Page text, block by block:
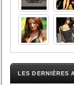
LES DERNIÈRES